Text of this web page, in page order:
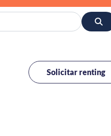
Solicitar renting